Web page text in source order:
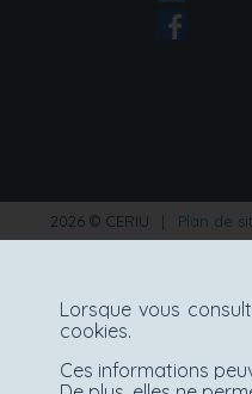
2026 © CERIU | Plan de
Lorsque vous
cookies.
Ces informations